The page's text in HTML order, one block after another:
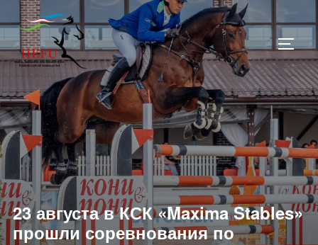
Перейти
к
содержимому
23 августа в КСК «Maxima Stables»
прошли соревнования по